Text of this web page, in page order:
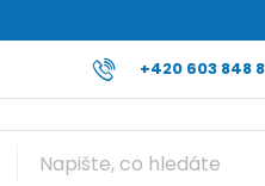
+420 603 848
Reklamace a vrácení